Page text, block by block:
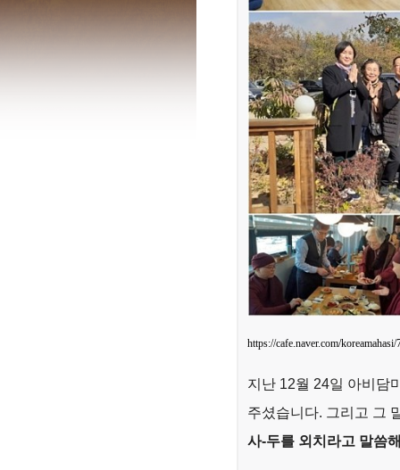
https://cafe.naver.com/koreamahasi/
지난 12월 24일 아비담
주셨습니다. 그리고 그
사-두를 외치라고 말씀